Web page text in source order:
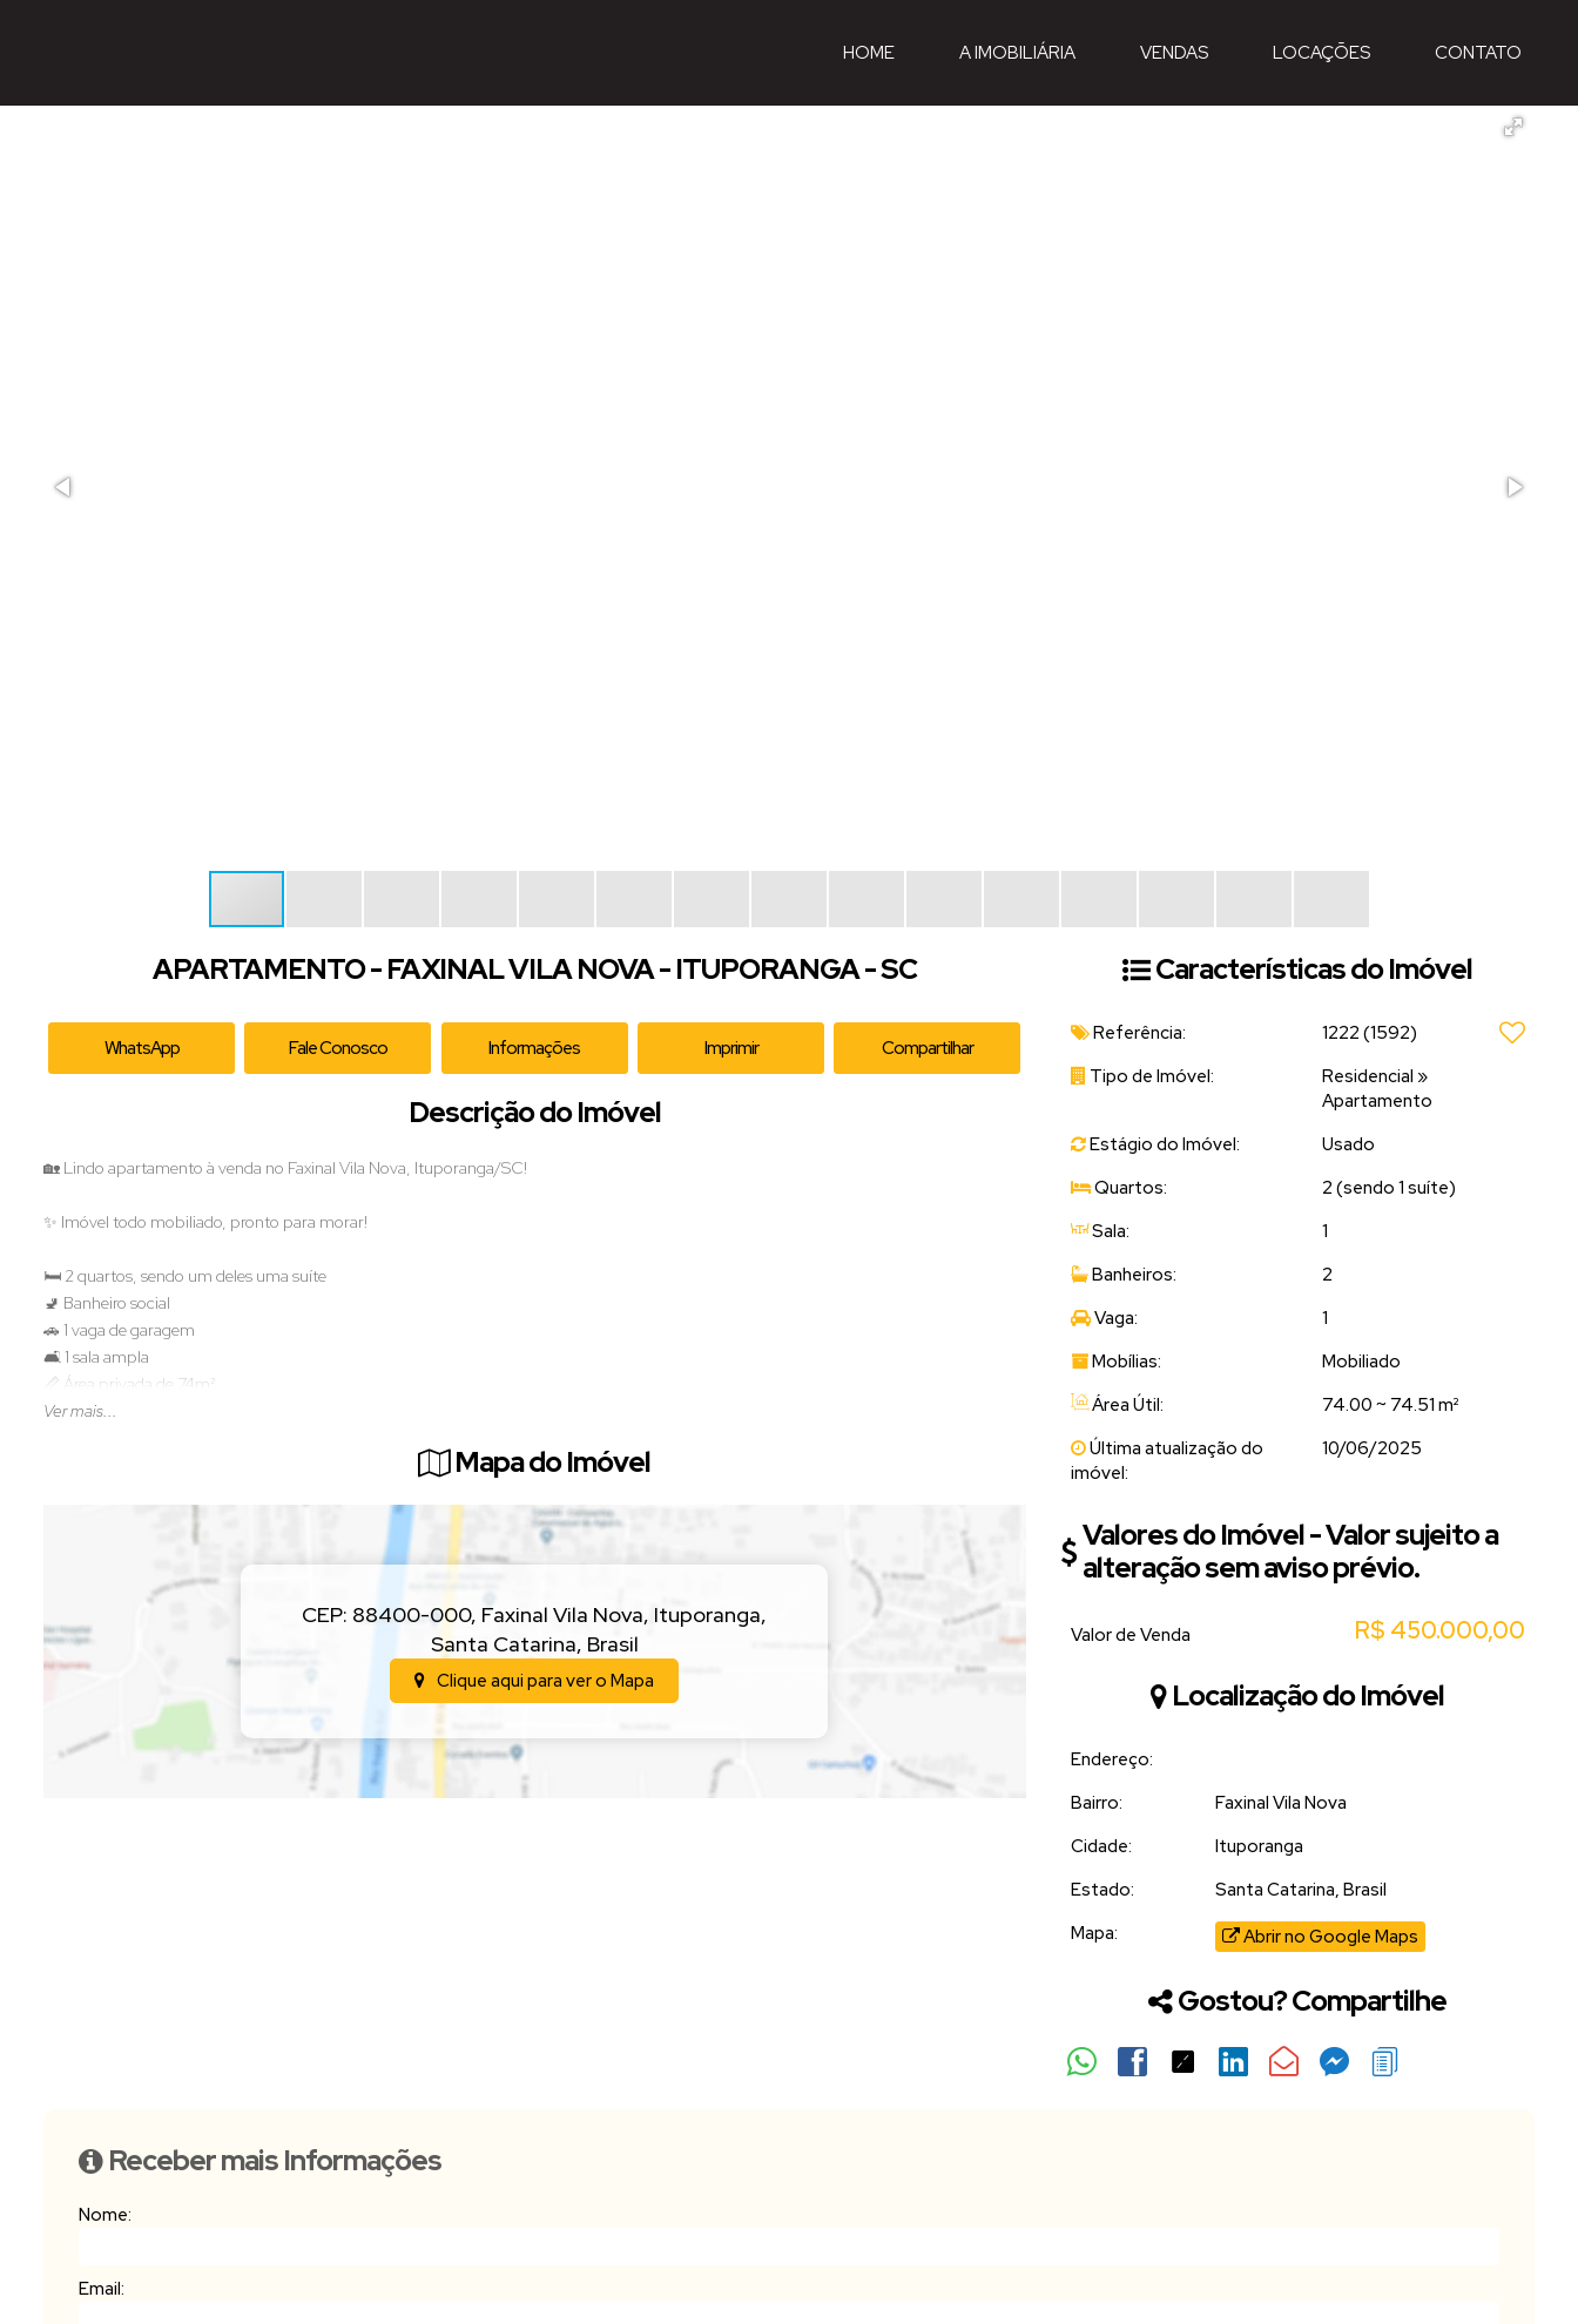
CONTATO
LOCAÇÕES
VENDAS
A IMOBILIÁRIA
HOME
APARTAMENTO - FAXINAL VILA NOVA - ITUPORANGA - SC
WhatsApp Fale Conosco Informações Imprimir Compartilhar
Descrição do Imóvel
🏡 Lindo apartamento à venda no Faxinal Vila Nova, Ituporanga/SC!
✨ Imóvel todo mobiliado, pronto para morar!
🛏️ 2 quartos, sendo um deles uma suíte
🚽 Banheiro social
🚗 1 vaga de garagem
🛋️ 1 sala ampla
📏 Área privada de 74m²
Ver mais...
Mapa do Imóvel
CEP: 88400-000, Faxinal Vila Nova, Ituporanga,
Santa Catarina, Brasil
Clique aqui para ver o Mapa
Características do Imóvel
Referência: 1222 (1592)
Tipo de Imóvel:
Residencial »
Apartamento
Estágio do Imóvel:
Usado
Quartos:
2 (sendo 1 suíte)
Sala:
1
Banheiros:
2
Vaga:
1
Mobílias:
Mobiliado
Área Útil:
74.00 ~ 74.51 m²
Última atualização do
imóvel:
10/06/2025
Valores do Imóvel - Valor sujeito a
alteração sem aviso prévio.
R$ 450.000,00
Valor de Venda
Localização do Imóvel
Endereço:
Bairro:
Faxinal Vila Nova
Cidade:
Ituporanga
Estado:
Santa Catarina, Brasil
Mapa:
Abrir no Google Maps
Gostou? Compartilhe
Receber mais Informações
Nome:
Email: